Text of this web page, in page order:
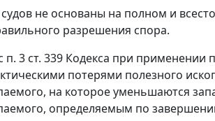
не основаны на полном и
разрешения спора.
п. 3 ст. 339 Кодекса при применении
потерями полезного
на которое уменьшаются
определяемым по